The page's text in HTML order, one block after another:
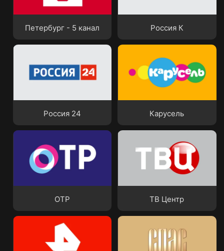
Петербург - 5 канал
Петербург - 5 канал Россия К
Россия 24 Карусель
ОТР ТВ Центр